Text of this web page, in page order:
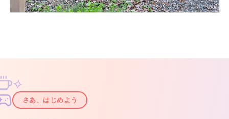
✦
✧
さあ、はじめよう